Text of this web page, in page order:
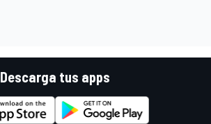
Descarga tus apps